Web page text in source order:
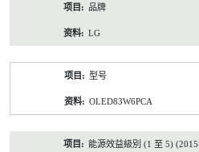
品牌
LG
型号
OLED83W6PCA
能源效益級別 (1 至 5)